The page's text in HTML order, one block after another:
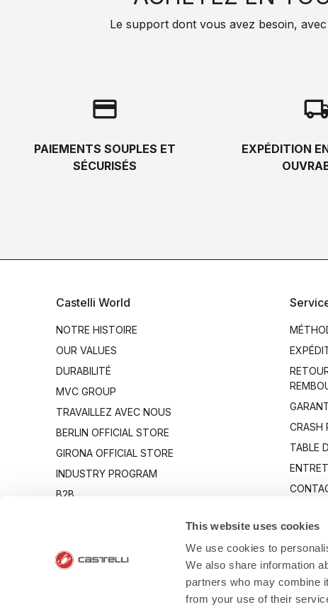
This website uses cookies
We use cookies to
We also share information
partners who may combine
from your use of their
Le support dont vous avez besoin,
credit_card
PAIEMENTS SOUPLES ET
SÉCURISÉS
EXPÉDITION
Castelli World
NOTRE HISTOIRE
OUR VALUES
DURABILITÉ
MVC GROUP
TRAVAILLEZ AVEC NOUS
BERLIN OFFICIAL STORE
GIRONA OFFICIAL STORE
INDUSTRY PROGRAM
B2B
CRASH
TABLE